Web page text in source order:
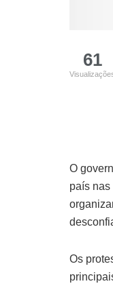
61
O
país
Os